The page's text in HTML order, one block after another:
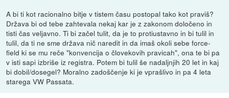
A bi ti kot racionalno bitje v tistem času postopal tako kot praviš?
Država bi od tebe zahtevala nekaj kar je z zakonom določeno in
tisti čas veljavno. Ti bi začel tulit, da je to protiustavno in bi tulil in
tulil, da ti ne sme država nič naredit in da imaš okoli sebe force-
field ki se mu reče "konvencija o človekovih pravicah", ona te bi pa
v isti sapi izbriše iz registra. Potem bi tulil še nadaljnjih 20 let in kaj
bi dobil/dosegel? Moralno zadoščenje ki je vprašlivo in pa 4 leta
starega VW Passata.